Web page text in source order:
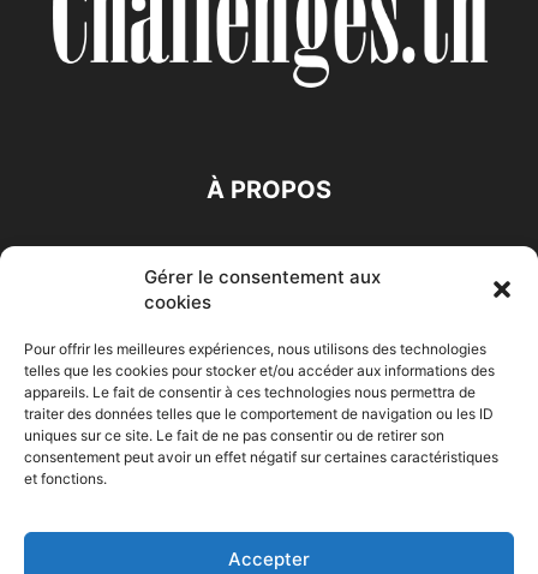
Gérer le consentement aux
cookies
Pour offrir les meilleures expériences, nous utilisons des technologies
telles que les cookies pour stocker et/ou accéder aux informations des
appareils. Le fait de consentir à ces technologies nous permettra de
traiter des données telles que le comportement de navigation ou les ID
uniques sur ce site. Le fait de ne pas consentir ou de retirer son
consentement peut avoir un effet négatif sur certaines caractéristiques
et fonctions.
Accepter
À PROPOS
Accueil Economie Entreprises Entrepreneur
Maghreb